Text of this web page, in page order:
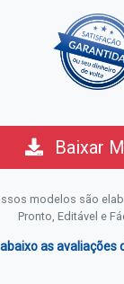
Baixar
modelos são
Pronto, Editável e
abaixo as avaliações